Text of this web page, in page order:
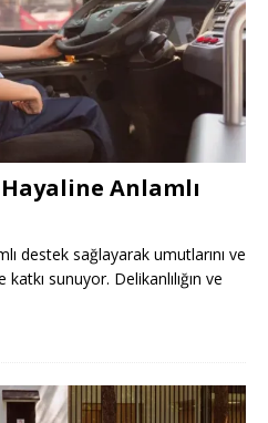
Hayaline Anlamlı
destek sağlayarak umutlarını ve
sunuyor. Delikanlılığın ve